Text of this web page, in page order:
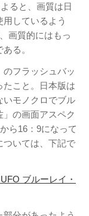
ると、画質は日
しているよう
画質的にはもっ
る。
フラッシュバッ
たこと。日本版は
いモノクロでブル
の画面アスペク
ら16：9になって
ついては、下記で
ブルーレイ・